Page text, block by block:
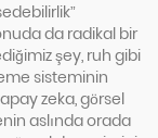
da radikal bir
şey, ruh gibi
sisteminin
zeka, görsel
aslında orada